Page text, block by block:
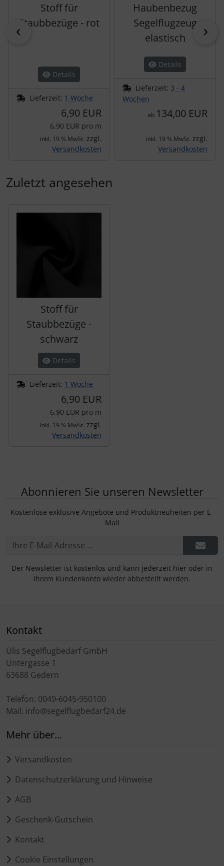
Stoff für
Staubbezüge - rot
Details
Lieferzeit: 1 Woche
6,90 EUR
6,90 EUR pro m
inkl. 19 % MwSt. zzgl.
Versandkosten
Haubenbezug
Segelflugzeug
elastisch
Details
Lieferzeit: 3 - 4
Wochen
ab 134,00 EUR
inkl. 19 % MwSt. zzgl.
Versandkosten
Zuletzt angesehen
Stoff für
Staubbezüge -
schwarz
Details
Lieferzeit: 1 Woche
6,90 EUR
6,90 EUR pro m
inkl. 19 % MwSt. zzgl.
Versandkosten
Abonnieren Sie unseren Newsletter
Kostenlose exklusive Angebote und Produktneuheiten per E-
Mail
Der Newsletter ist kostenlos und kann jederzeit hier oder in
Ihrem Kundenkonto wieder abbestellt werden.
Kontakt
Ülis Segelflugbedarf GmbH
Untergasse 1
63688 Gedern
Telefon: 0049-6045-950100
Mail: info@segelflugbedarf24.de
Mehr über...
Versandkosten
Datenschutzerklärung und Hinweise
AGB
Geschenk-Gutschein
Kontakt
Cookie Einstellungen